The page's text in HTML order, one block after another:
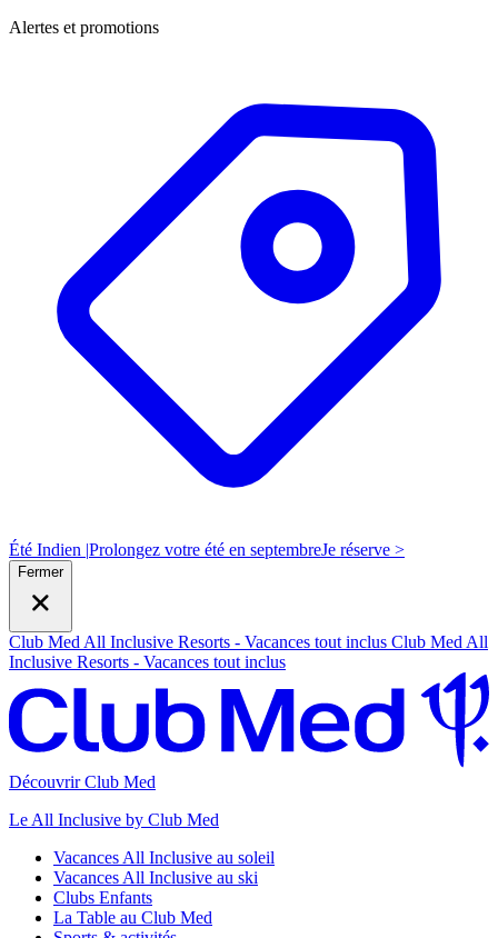
Alertes et promotions
Été Indien |Prolongez votre été en septembreJe réserve >
Fermer
Club Med All Inclusive Resorts - Vacances tout inclus Club Med All
Inclusive Resorts - Vacances tout inclus
Découvrir Club Med
Le All Inclusive by Club Med
Vacances All Inclusive au soleil
Vacances All Inclusive au ski
Clubs Enfants
La Table au Club Med